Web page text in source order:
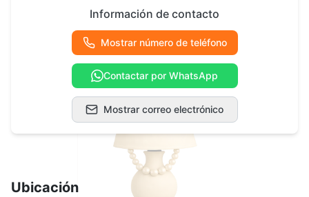
Información de contacto
Mostrar número de teléfono
Contactar por WhatsApp
Mostrar correo electrónico
Ubicación